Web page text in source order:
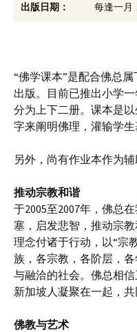
出版日期： 每逢一月
“佛学课本”是配合佛总
出版。目前已推出小学
分为上下二册。课本是
字来阐明佛理，灌输学生
另外，尚有作业本作为
推动宗教和谐
于2005至2007年，佛总
塞，启发悲智，推动宗
理念付诸于行动，以“宗
族，各宗教，各阶层，
与融洽的社会。佛总相
新加坡人凝聚在一起，共
佛教与艺术